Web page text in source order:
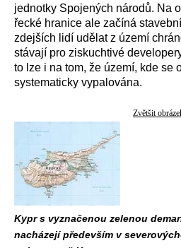
jednotky Spojených národů. Na
řecké hranice ale začíná
zdejších lidí udělat z území
stávají pro ziskuchtivé
to lze i na tom, že území, kde se
systematicky vypalována.
Zvětšit
Kypr s vyznačenou zelenou
nacházejí především v